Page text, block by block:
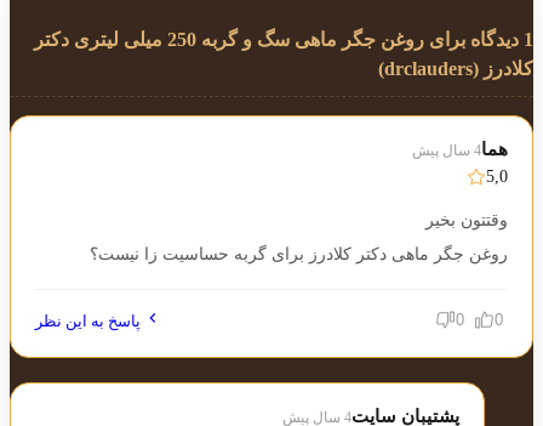
1 دیدگاه برای
روغن جگر ماهی سگ و گربه 250 میلی لیتری دکتر
کلادرز (drclauders)
هما4 سال پیش
5,0
وقتتون بخیر
روغن جگر ماهی دکتر کلادرز برای گربه حساسیت زا نیست؟
0
0 پاسخ به این نظر
پشتیبان سایت4 سال پیش